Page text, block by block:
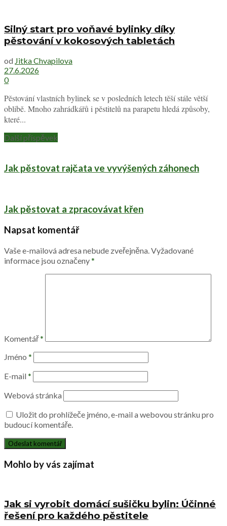
Silný start pro voňavé bylinky díky
pěstování v kokosových tabletách
od Jitka Chvapilova
27.6.2026
0
Pěstování vlastních bylinek se v posledních letech těší stále větší
oblibě. Mnoho zahrádkářů i pěstitelů na parapetu hledá způsoby,
které...
Další příspěvek
Jak pěstovat rajčata ve vyvýšených záhonech
Jak pěstovat a zpracovávat křen
Napsat komentář
Vaše e-mailová adresa nebude zveřejněna.Vyžadované
informace jsou označeny*
Komentář*
Jméno *
E-mail *
Webová stránka
Uložit do prohlížeče jméno, e-mail a webovou stránku pro
budoucí komentáře.
Mohlo by vás zajímat
Jak si vyrobit domácí sušičku bylin: Účinné
řešení pro každého pěstitele